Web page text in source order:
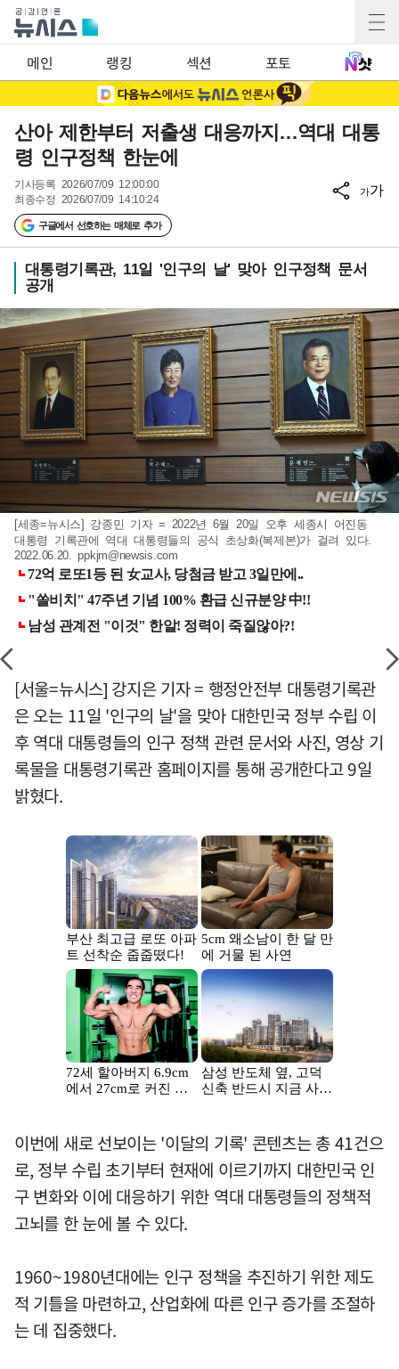
메인 랭킹 섹션 포토
산아 제한부터 저출생 대응까지…역대 대통
령 인구정책 한눈에
기사등록 2026/07/09 12:00:00
최종수정 2026/07/09 14:10:24
구글에서 선호하는 매체로 추가
가가
대통령기록관, 11일 '인구의 날' 맞아 인구정책 문서
공개
[세종=뉴시스] 강종민 기자 = 2022년 6월 20일 오후 세종시 어진동
대통령 기록관에 역대 대통령들의 공식 초상화(복제본)가 걸려 있다.
2022.06.20.ppkjm@newsis.com
[서울=뉴시스] 강지은 기자 = 행정안전부 대통령기록관
은 오는 11일 '인구의 날'을 맞아 대한민국 정부 수립 이
후 역대 대통령들의 인구 정책 관련 문서와 사진, 영상 기
록물을 대통령기록관 홈페이지를 통해 공개한다고 9일
밝혔다.
이번에 새로 선보이는 '이달의 기록' 콘텐츠는 총 41건으
로, 정부 수립 초기부터 현재에 이르기까지 대한민국 인
구 변화와 이에 대응하기 위한 역대 대통령들의 정책적
고뇌를 한 눈에 볼 수 있다.
1960~1980년대에는 인구 정책을 추진하기 위한 제도
적 기틀을 마련하고, 산업화에 따른 인구 증가를 조절하
는 데 집중했다.